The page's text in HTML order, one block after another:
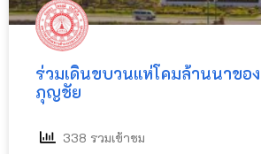
ร่วมเดินขบวนแห่โคมล้านนาขอ
ภุญชัย
338 รวมเข้าชม